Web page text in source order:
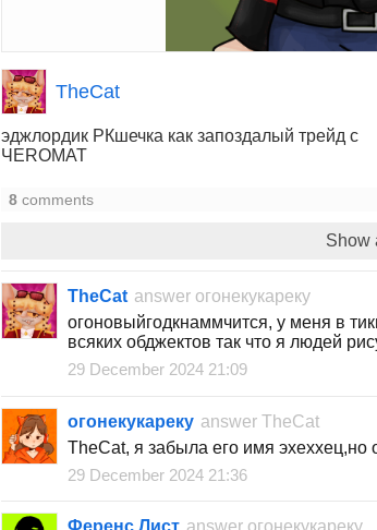
TheCat
эджлордик РКшечка как запоздалый трейд с
ЧЕROMAT
8 comments
Show
TheCat answer огонекукареку
огоновыйгодкнаммчится, у меня в
всяких обджектов так что я людей
29 December 2024 21:09
огонекукареку answer TheCat
TheСat, я забыла его имя эхеххец,но
29 December 2024 21:36
Ференс Лист answer огонекукареку